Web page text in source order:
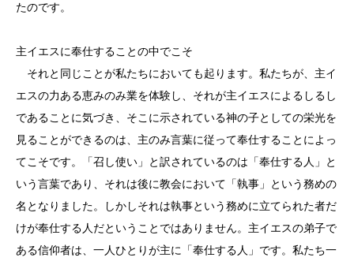
たのです。
主イエスに奉仕することの中でこそ
それと同じことが私たちにおいても起ります。私たちが、主イ
エスの力ある恵みのみ業を体験し、それが主イエスによるしるし
であることに気づき、そこに示されている神の子としての栄光を
見ることができるのは、主のみ言葉に従って奉仕することによっ
てこそです。「召し使い」と訳されているのは「奉仕する人」と
いう言葉であり、それは後に教会において「執事」という務めの
名となりました。しかしそれは執事という務めに立てられた者だ
けが奉仕する人だということではありません。主イエスの弟子で
ある信仰者は、一人ひとりが主に「奉仕する人」です。私たち一